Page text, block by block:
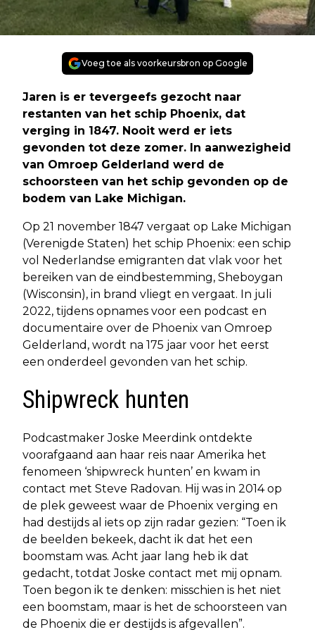
Voeg toe als voorkeursbron op Google
Jaren is er tevergeefs gezocht naar
restanten van het schip Phoenix, dat
verging in 1847. Nooit werd er iets
gevonden tot deze zomer. In aanwezigheid
van Omroep Gelderland werd de
schoorsteen van het schip gevonden op de
bodem van Lake Michigan.
Op 21 november 1847 vergaat op Lake Michigan
(Verenigde Staten) het schip Phoenix: een schip
vol Nederlandse emigranten dat vlak voor het
bereiken van de eindbestemming, Sheboygan
(Wisconsin), in brand vliegt en vergaat. In juli
2022, tijdens opnames voor een podcast en
documentaire over de Phoenix van Omroep
Gelderland, wordt na 175 jaar voor het eerst
een onderdeel gevonden van het schip.
Shipwreck hunten
Podcastmaker Joske Meerdink ontdekte
voorafgaand aan haar reis naar Amerika het
fenomeen ‘shipwreck hunten’ en kwam in
contact met Steve Radovan. Hij was in 2014 op
de plek geweest waar de Phoenix verging en
had destijds al iets op zijn radar gezien: “Toen ik
de beelden bekeek, dacht ik dat het een
boomstam was. Acht jaar lang heb ik dat
gedacht, totdat Joske contact met mij opnam.
Toen begon ik te denken: misschien is het niet
een boomstam, maar is het de schoorsteen van
de Phoenix die er destijds is afgevallen”.